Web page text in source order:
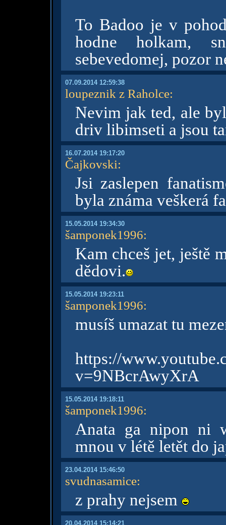
To Badoo je v
hodne holkam,
sebevedomej, pozor
07.09.2014 12:59:38
loupeznik z Raholce:
Nevim jak ted, ale
driv libimseti a jsou
16.07.2014 19:17:20
Čajkovski:
Jsi zaslepen
byla známa veškerá
15.05.2014 19:34:30
šamponek1996:
Kam chceš jet, ještě
dědovi.
15.05.2014 19:23:11
šamponek1996:
musíš umazat tu
https://
v=9NBcrAwyXrA
15.05.2014 19:18:11
šamponek1996:
Anata ga nipon ni
mnou v létě letět do
23.04.2014 15:46:50
svudnasamice:
z prahy nejsem
20.04.2014 15:14:21